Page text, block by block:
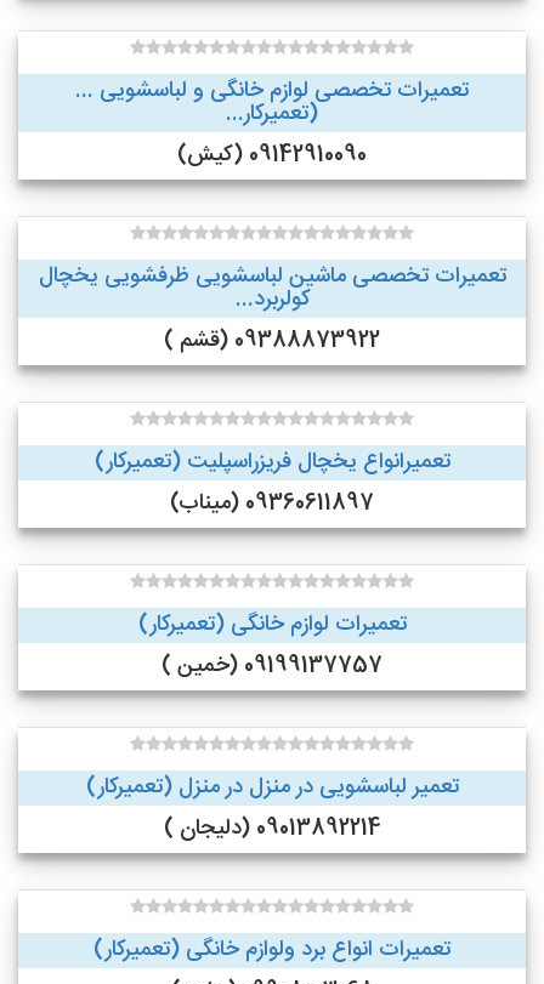
تعمیرات تخصصی لوازم خانگی و لباسشویی ...
(تعمیرکار...
09142910090 (کیش)
تعمیرات تخصصی ماشین لباسشویی ظرفشویی یخچال
کولربرد...
09388873922 (قشم )
تعمیرانواع یخچال فریزراسپلیت (تعمیرکار)
09360611897 (میناب)
تعمیرات لوازم خانگی (تعمیرکار)
09199137757 (خمین )
تعمیر لباسشویی در منزل در منزل (تعمیرکار)
09013892214 (دلیجان )
تعمیرات انواع برد ولوازم خانگی (تعمیرکار)